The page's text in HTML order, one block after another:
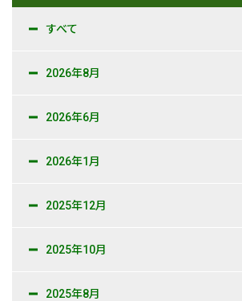
すべて
2026年8月
2026年6月
2026年1月
2025年12月
2025年10月
2025年8月